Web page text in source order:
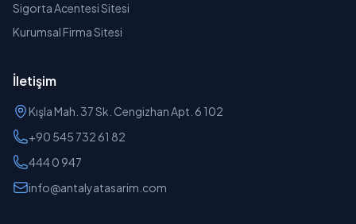
Sigorta Acentesi Sitesi
Kurumsal Firma Sitesi
İletişim
Kışla Mah. 37 Sk. Cengizhan Apt. 6 102
+90 545 732 61 82
444 0 947
info@antalyatasarim.com